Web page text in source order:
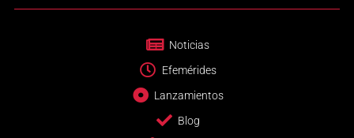
Noticias
Efemérides
Lanzamientos
Blog